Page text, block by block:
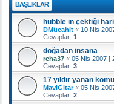
BAŞLIKLAR
hubble ın çektiği
DMücahit « 10 Nis
Cevaplar: 1
doğadan insana
reha37 « 05 Nis 2007 [
Cevaplar: 3
17 yıldır yanan
MaviGitar« 05 Nis
Cevaplar: 2